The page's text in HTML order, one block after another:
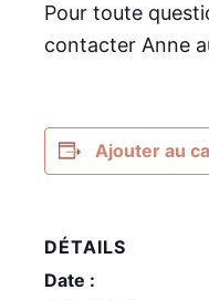
Pour toute
contacter Anne
Ajouter au
DÉTAILS
Date :